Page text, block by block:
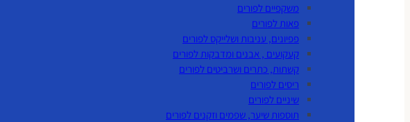
משקפיים לפורים
פאות לפורים
פפיונים, עניבות ושלייקס לפורים
קעקועים , אבנים ומדבקות לפורים
קשתות, כתרים ושרביטים לפורים
ריסים לפורים
שיניים לפורים
תוספות שיער, שפמים וזקנים לפורים